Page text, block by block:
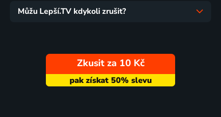
Můžu Lepší.TV kdykoli zrušit?
Zkusit za 10 Kč